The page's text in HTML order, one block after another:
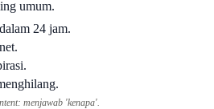
umum.
24 jam.
menjawab 'kenapa'.